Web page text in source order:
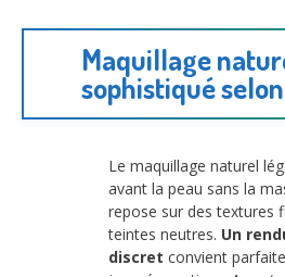
Maquillage
sophistiqué
Le maquillage naturel
avant la peau sans la
repose sur des textures
teintes neutres. Un
discret convient